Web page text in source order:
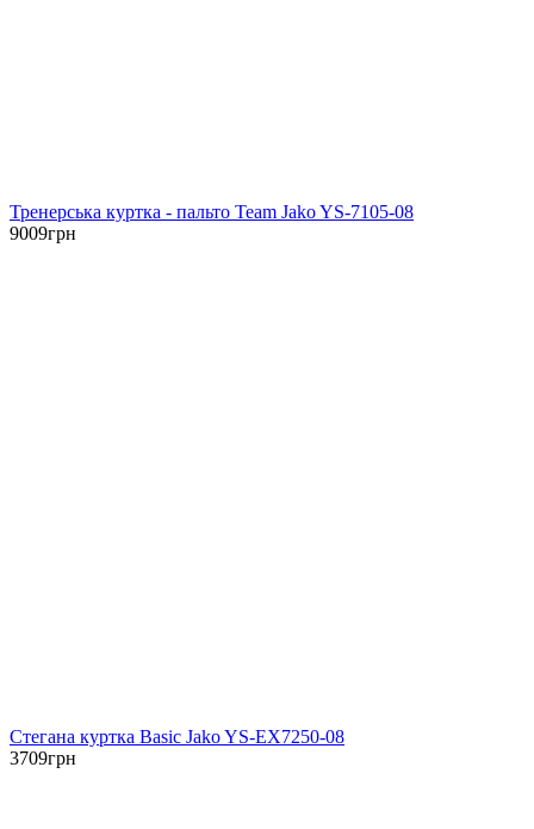
Тренерська куртка - пальто Team Jako YS-7105-08
9009грн
Стегана куртка Basic Jako YS-EX7250-08
3709грн